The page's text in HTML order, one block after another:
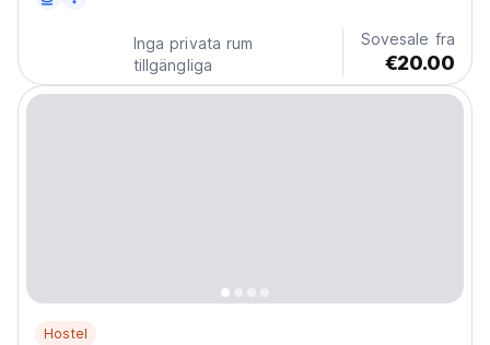
Inga privata rum
tillgängliga
Sovesale fra
€20.00
Hostel